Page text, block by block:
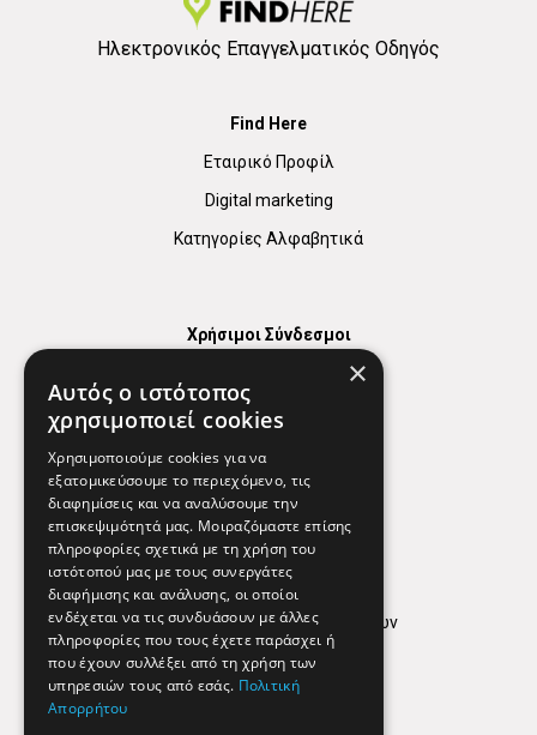
Ηλεκτρονικός Επαγγελματικός Οδηγός
Find Here
Εταιρικό Προφίλ
Digital marketing
Κατηγορίες Αλφαβητικά
Χρήσιμοι Σύνδεσμοι
Χρήσιμα Τηλέφωνα
Εφημερεύοντα Φαρμακεία
Απόρρητο
Όροι Χρήσης
Πολιτική προστασίας δεδομένων
Findhere
×
Αυτός ο ιστότοπος
χρησιμοποιεί cookies
Χρησιμοποιούμε cookies για να
εξατομικεύσουμε το περιεχόμενο, τις
διαφημίσεις και να αναλύσουμε την
επισκεψιμότητά μας. Μοιραζόμαστε επίσης
πληροφορίες σχετικά με τη χρήση του
ιστότοπού μας με τους συνεργάτες
διαφήμισης και ανάλυσης, οι οποίοι
ενδέχεται να τις συνδυάσουν με άλλες
πληροφορίες που τους έχετε παράσχει ή
που έχουν συλλέξει από τη χρήση των
υπηρεσιών τους από εσάς. Πολιτική
Απορρήτου